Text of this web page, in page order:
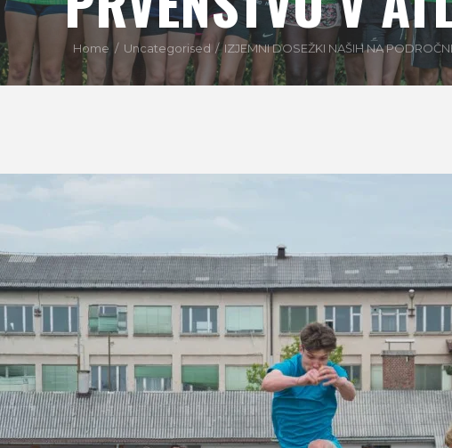
Home Uncategorised IZJEMNI DOSEŽKI NAŠIH NA